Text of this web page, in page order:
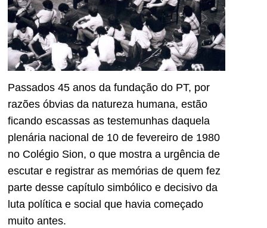
Passados 45 anos da fundação do PT, por
razões óbvias da natureza humana, estão
ficando escassas as testemunhas daquela
plenária nacional de 10 de fevereiro de 1980
no Colégio Sion, o que mostra a urgência de
escutar e registrar as memórias de quem fez
parte desse capítulo simbólico e decisivo da
luta política e social que havia começado
muito antes.